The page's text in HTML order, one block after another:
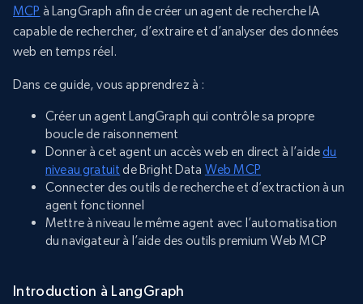
MCP à LangGraph afin de créer un agent de recherche IA
capable de rechercher, d’extraire et d’analyser des données
web en temps réel.
Dans ce guide, vous apprendrez à :
Créer un agent LangGraph qui contrôle sa propre
boucle de raisonnement
Donner à cet agent un accès web en direct à l’aidedu
niveau gratuit de Bright Data Web MCP
Connecter des outils de recherche et d’extraction à un
agent fonctionnel
Mettre à niveau le même agent avec l’automatisation
du navigateur à l’aide des outils premium Web MCP
Introduction à LangGraph